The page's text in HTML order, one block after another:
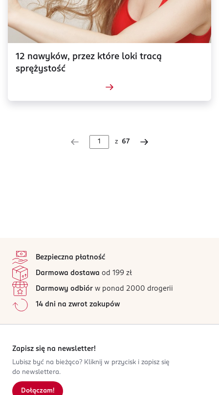
12 nawyków, przez które loki tracą
sprężystość
z 67
Bezpieczna płatność
Darmowa dostawa od 199 zł
Darmowy odbiór w ponad 2000 drogerii
14 dni na zwrot zakupów
Zapisz się na newsletter!
Lubisz być na bieżąco? Kliknij w przycisk i zapisz się
do newslettera.
Dołączam!